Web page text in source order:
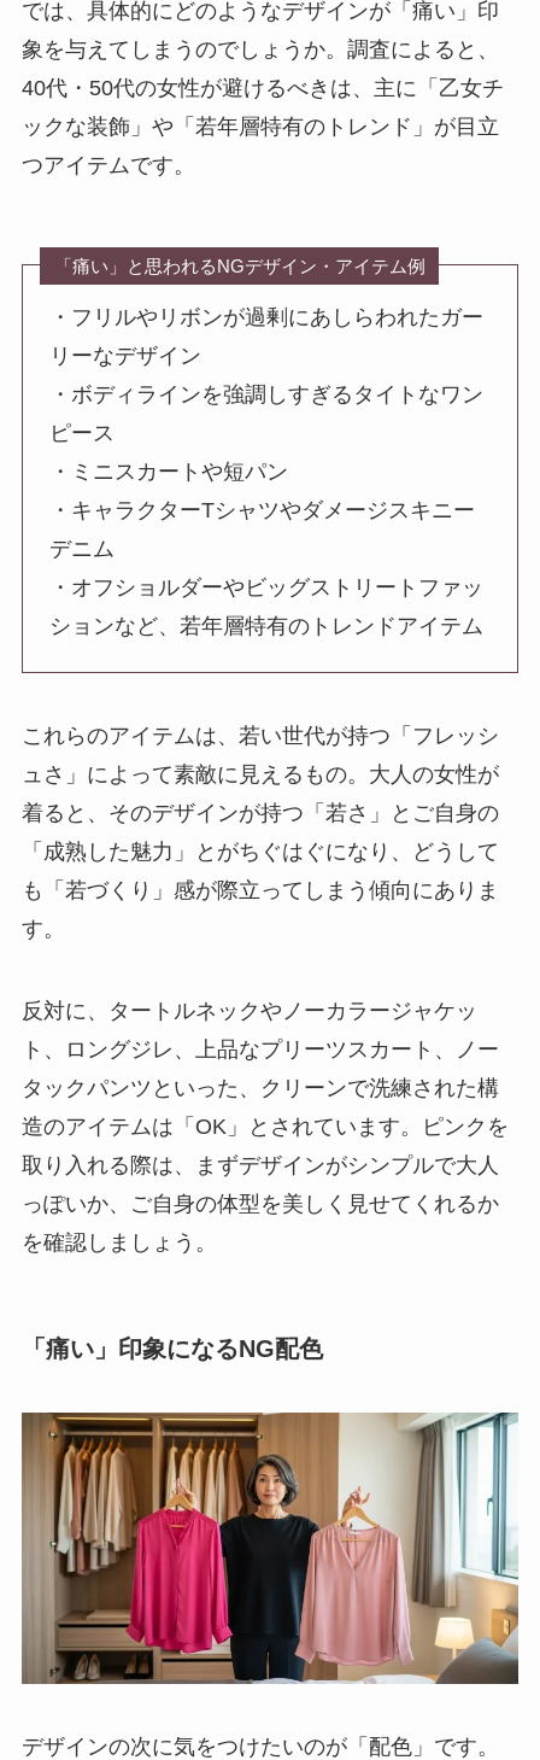
では、具体的にどのようなデザインが「痛い」印
象を与えてしまうのでしょうか。調査によると、
40代・50代の女性が避けるべきは、主に「乙女チ
ックな装飾」や「若年層特有のトレンド」が目立
つアイテムです。
「痛い」と思われるNGデザイン・アイテム例
・フリルやリボンが過剰にあしらわれたガー
リーなデザイン
・ボディラインを強調しすぎるタイトなワン
ピース
・ミニスカートや短パン
・キャラクターTシャツやダメージスキニー
デニム
・オフショルダーやビッグストリートファッ
ションなど、若年層特有のトレンドアイテム
これらのアイテムは、若い世代が持つ「フレッシ
ュさ」によって素敵に見えるもの。大人の女性が
着ると、そのデザインが持つ「若さ」とご自身の
「成熟した魅力」とがちぐはぐになり、どうして
も「若づくり」感が際立ってしまう傾向にありま
す。
反対に、
タートルネックやノーカラージャケッ
ト、ロングジレ、上品なプリーツスカート、ノー
タックパンツ といった、クリーンで洗練された構
造のアイテムは「OK」とされています。ピンクを
取り入れる際は、まずデザインがシンプルで大人
っぽいか、ご自身の体型を美しく見せてくれるか
を確認しましょう。
「痛い」印象になるNG配色
デザインの次に気をつけたいのが「配色」です。